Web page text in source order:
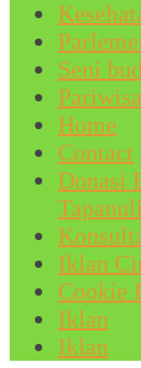
Seni
Home
Contact
Donasi
Iklan
Cookie
Iklan
Iklan